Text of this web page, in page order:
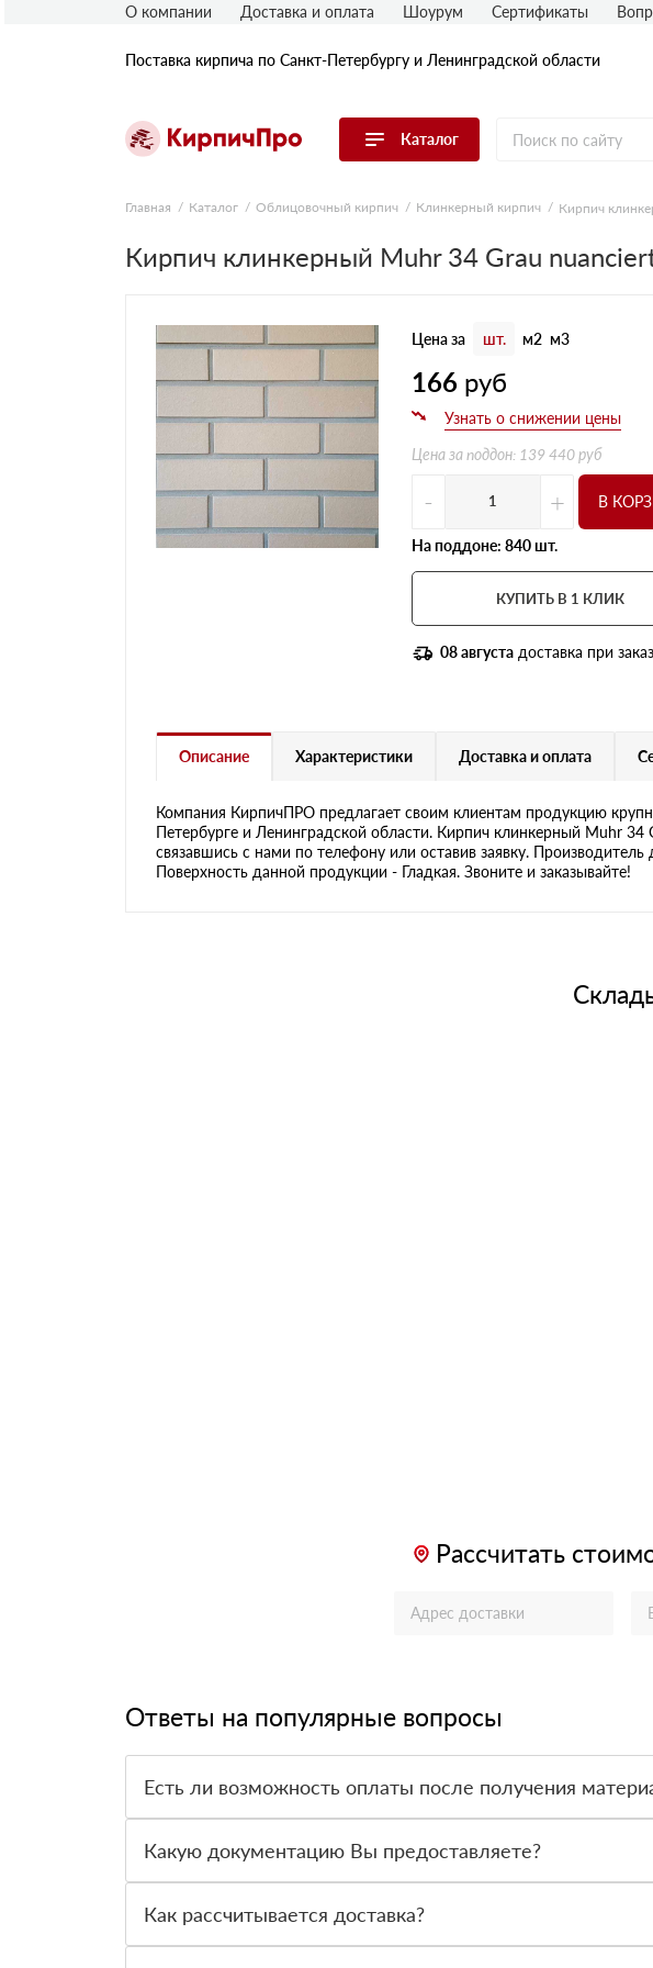
Поставка кирпича по Санкт-Петербургу и Ленинградской области
Каталог
Перейти в каталог
Строительный (рядовой) кирпич
блок
Фасадная плитка, камень, декор
Печной кирпич
Брусчатка и мощение
Кладочные смеси
Рядовой кирпич
Полнотелый
О компании Доставка и оплата Шоурум Сертификаты
Главная Каталог Облицовочный кирпич Клинкерный кирпич Кирпич
Кирпич клинкерный Muhr 34 Grau
Цена за шт. м2 м3
166 руб
Цена за поддон: 139 440 руб
- + В
На поддоне: 840 шт.
КУПИТЬ В 1 КЛИК
08 августа доставка при
Описание Характеристики Доставка и оплата
Компания КирпичПРО предлагает своим клиентам продукцию
Петербурге и Ленинградской области. Кирпич клинкерный Muhr
связавшись с нами по телефону или оставив заявку.
Поверхность данной продукции - Гладкая. Звоните и заказывайте!
Рассчитать
Ответы на популярные вопросы
Есть ли возможность оплаты после получения
вправе от него отказаться.
Какую документацию Вы предоставляете?
Как рассчитывается доставка?